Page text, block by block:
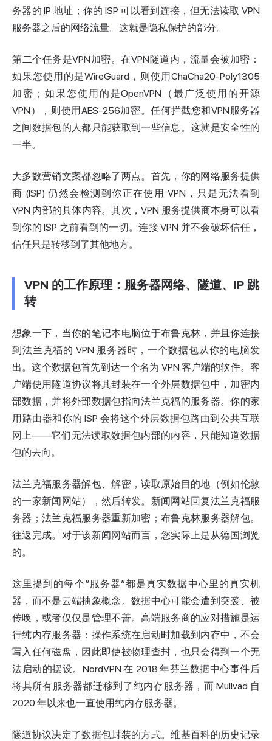
务器的 IP 地址；你的 ISP 可以看到连接，但无法读取 VPN
服务器之后的网络流量。这就是隐私保护的部分。
第二个任务是VPN加密。在VPN隧道内，流量会被加密：
如果您使用的是WireGuard，则使用ChaCha20-Poly1305
加密；如果您使用的是OpenVPN（最广泛使用的开源
VPN），则使用AES-256加密。任何拦截您和VPN服务器
之间数据包的人都只能获取到一些信息。这就是安全性的
一半。
大多数营销文案都忽略了两点。首先，你的网络服务提供
商 (ISP) 仍然会检测到你正在使用 VPN，只是无法看到
VPN 内部的具体内容。其次，VPN 服务提供商本身可以看
到你的 ISP 之前看到的一切。连接 VPN 并不会破坏信任，
信任只是转移到了其他地方。
VPN 的工作原理：服务器网络、隧道、IP 跳
转
想象一下，当你的笔记本电脑位于布鲁克林，并且你连接
到法兰克福的 VPN 服务器时，一个数据包从你的电脑发
出。这个数据包首先到达一个名为 VPN 客户端的软件。客
户端使用隧道协议将其封装在一个外层数据包中，加密内
部数据，并将外部数据包指向法兰克福的服务器。你的家
用路由器和你的 ISP 会将这个外层数据包路由到公共互联
网上——它们无法读取数据包内部的内容，只能知道数据
包的去向。
法兰克福服务器解包、解密，读取原始目的地（例如伦敦
的一家新闻网站），然后转发。新闻网站回复法兰克福服
务器；法兰克福服务器重新加密；布鲁克林服务器解包。
往返完成。对于该新闻网站而言，您实际上是从德国浏览
的。
这里提到的每个“服务器”都是真实数据中心里的真实机
器，而不是云端抽象概念。数据中心可能会遭到突袭、被
传唤，或者仅仅是管理不善。高端服务商的应对措施是运
行纯内存服务器：操作系统在启动时加载到内存中，不会
写入任何磁盘，因此即使被物理查封，也只会得到一个无
法启动的摆设。NordVPN 在 2018 年芬兰数据中心事件后
将其所有服务器都迁移到了纯内存服务器，而 Mullvad 自
2020 年以来也一直使用纯内存服务器。
隧道协议决定了数据包封装的方式。维基百科的历史记录